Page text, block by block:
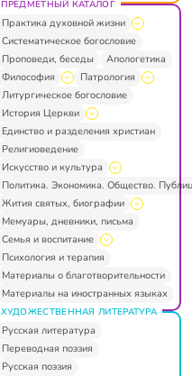
ПРЕДМЕТНЫЙ КАТАЛОГ
Практика духовной жизни
Систематическое богословие
Проповеди, беседы
Апологетика
Философия
Патрология
Литургическое богословие
История Церкви
Единство и разделения христиан
Религиоведение
Искусство и культура
Политика. Экономика. Общество.
Жития святых, биографии
Мемуары, дневники, письма
Семья и воспитание
Психология и терапия
Материалы о благотворительности
Материалы на иностранных языках
ХУДОЖЕСТВЕННАЯ ЛИТЕРАТУРА
Русская литература
Переводная поэзия
Русская поэзия